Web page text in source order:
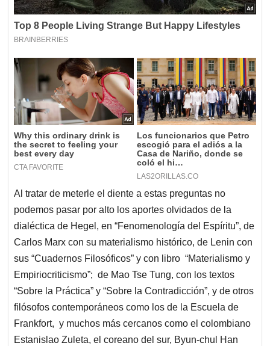
Al tratar de meterle el diente a estas preguntas no
podemos pasar por alto los aportes olvidados de la
dialéctica de Hegel, en “Fenomenología del Espíritu”, de
Carlos Marx con su materialismo histórico, de Lenin con
sus “Cuadernos Filosóficos” y con libro “Materialismo y
Empiriocriticismo”; de Mao Tse Tung, con los textos
“Sobre la Práctica” y “Sobre la Contradicción”, y de otros
filósofos contemporáneos como los de la Escuela de
Frankfort, y muchos más cercanos como el colombiano
Estanislao Zuleta, el coreano del sur, Byun-chul Han